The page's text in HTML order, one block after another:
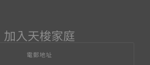
加入天梭家庭
電郵地址